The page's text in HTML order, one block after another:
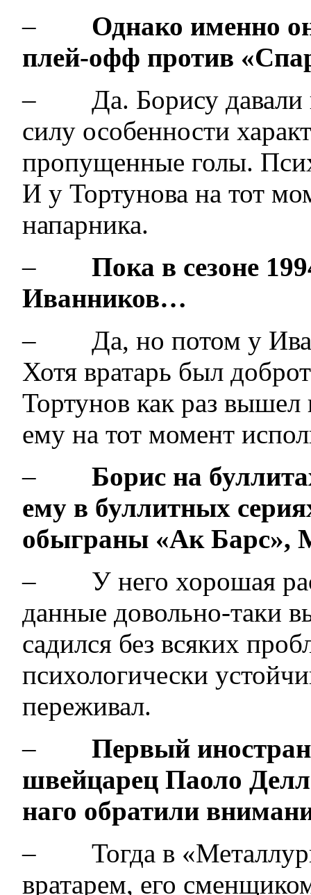
– Однако именно
плей-офф против
– Да. Борису давали
силу особенности
пропущенные голы.
И у Тортунова на тот
напарника.
– Пока в сезоне
Иванников…
– Да, но потом у
Хотя вратарь был
Тортунов как раз
ему на тот момент
– Борис на
ему в буллитных
обыграны «Ак
– У него хорошая
данные довольно-таки
садился без всяких
психологически
переживал.
– Первый
швейцарец Паоло
наго обратили
– Тогда в
вратарем, его